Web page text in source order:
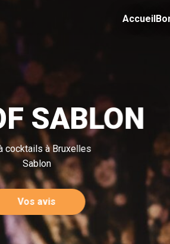
Accueil
SABLON
cocktails à Bruxelles
Sablon
Vos avis